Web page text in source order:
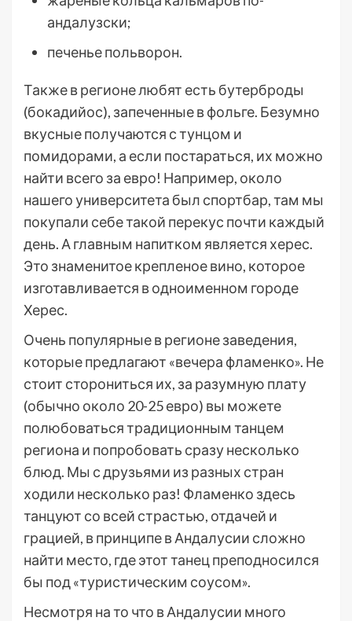
андалузски;
печенье польворон.
Также в регионе любят есть бутерброды
(бокадийос), запеченные в фольге. Безумно
вкусные получаются с тунцом и
помидорами, а если постараться, их можно
найти всего за евро! Например, около
нашего университета был спортбар, там мы
покупали себе такой перекус почти каждый
день. А главным напитком является херес.
Это знаменитое крепленое вино, которое
изготавливается в одноименном городе
Херес.
Очень популярные в регионе заведения,
которые предлагают «вечера фламенко». Не
стоит сторониться их, за разумную плату
(обычно около 20-25 евро) вы можете
полюбоваться традиционным танцем
региона и попробовать сразу несколько
блюд. Мы с друзьями из разных стран
ходили несколько раз! Фламенко здесь
танцуют со всей страстью, отдачей и
грацией, в принципе в Андалусии сложно
найти место, где этот танец преподносился
бы под «туристическим соусом».
Несмотря на то что в Андалусии много